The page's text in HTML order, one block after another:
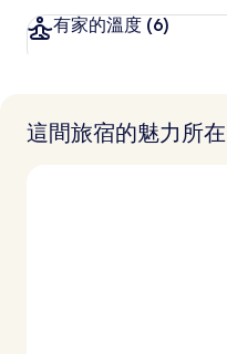
有家的溫度 (6)
這間旅宿的魅力所在